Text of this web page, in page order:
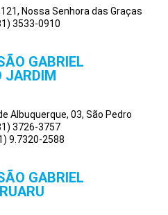
Nossa Senhora das Graças
3533-0910
GABRIEL
JARDIM
Albuquerque, 03, São Pedro
3726-3757
9.7320-2588
GABRIEL